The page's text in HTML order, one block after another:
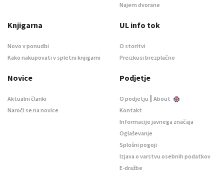
Najem dvorane
Knjigarna
Novo v ponudbi
Kako nakupovati v spletni knjigarni
UL info tok
O storitvi
Preizkusi brezplačno
Novice
Aktualni članki
Naroči se na novice
Podjetje
O podjetju | About
Kontakt
Informacije javnega značaja
Oglaševanje
Splošni pogoji
Izjava o varstvu osebnih podatkov
E-dražbe